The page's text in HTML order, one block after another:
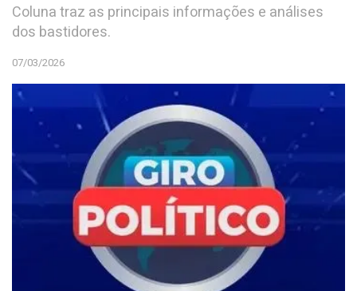
Coluna traz as principais informações e análises
dos bastidores.
07/03/2026